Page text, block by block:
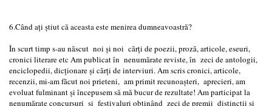
6.Când ați știut că aceasta este menirea dumneavoastră?
În scurt timp s-au născut noi și noi cărți de poezii, proză, articole, eseuri,
cronici literare etc Am publicat în nenumărate reviste, în zeci de antologii,
enciclopedii, dicționare și cărți de interviuri. Am scris cronici, articole,
recenzii, mi-am făcut noi prieteni, am primit recunoașteri, aprecieri, am
evoluat fulminant și începusem să mă bucur de rezultate! Am participat la
nenumărate concursuri și festivaluri obținând zeci de premii distincții și